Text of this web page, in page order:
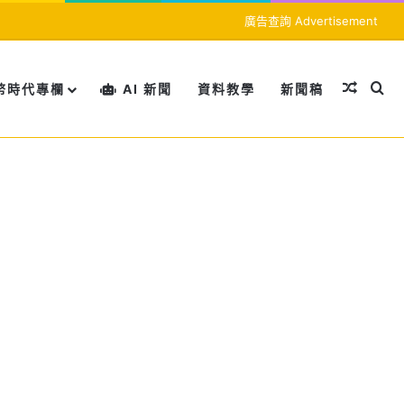
廣告查詢 Advertisement
時代專欄 AI 新聞 資料教學 新聞稿 隨機文
搜